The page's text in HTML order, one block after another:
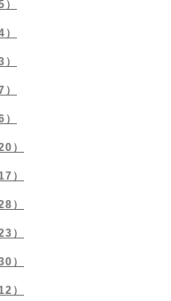
）
）
）
）
）
）